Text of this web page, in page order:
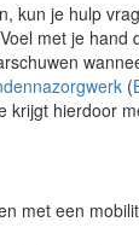
kun je hulp
met je
(
krijgt hierdoor
met een